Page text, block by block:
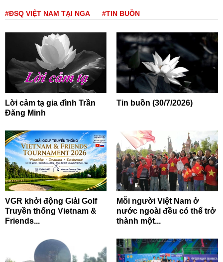
#ĐSQ VIỆT NAM TẠI NGA #TIN BUỒN
Lời cảm tạ gia đình Trần
Đăng Minh
Tin buồn (30/7/2026)
VGR khởi động Giải Golf
Truyền thống Vietnam &
Friends...
Mỗi người Việt Nam ở
nước ngoài đều có thể trở
thành một...